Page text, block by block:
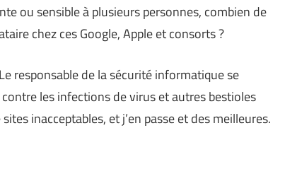
ou sensible à plusieurs personnes, combien de
chez ces Google, Apple et consorts ?
responsable de la sécurité informatique se
les infections de virus et autres bestioles
inacceptables, et j’en passe et des meilleures.